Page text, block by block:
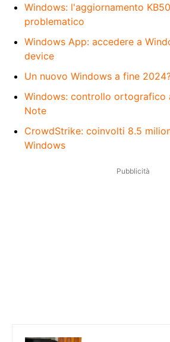
Windows: l'aggiornamento
problematico
Windows App: accedere a
device
Un nuovo Windows a fine
Windows: controllo ortografico
Note
CrowdStrike: coinvolti 8.5
Windows
Pubblicità